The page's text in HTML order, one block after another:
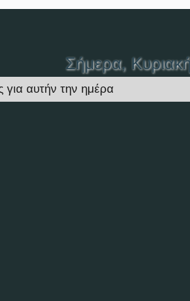
Σήμερα,
αυτήν την ημέρα